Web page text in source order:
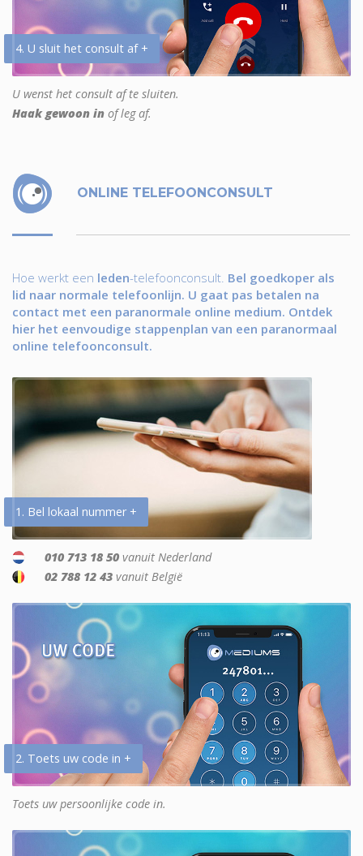
4. U sluit het consult af +
U wenst het consult af te sluiten.
Haak gewoon in of leg af.
ONLINE TELEFOONCONSULT
Hoe werkt een leden-telefoonconsult. Bel goedkoper als
lid naar normale telefoonlijn. U gaat pas betalen na
contact met een paranormale online medium. Ontdek
hier het eenvoudige stappenplan van een paranormaal
online telefoonconsult.
1. Bel lokaal nummer +
010 713 18 50 vanuit Nederland
02 788 12 43 vanuit België
2. Toets uw code in +
Toets uw persoonlijke code in.